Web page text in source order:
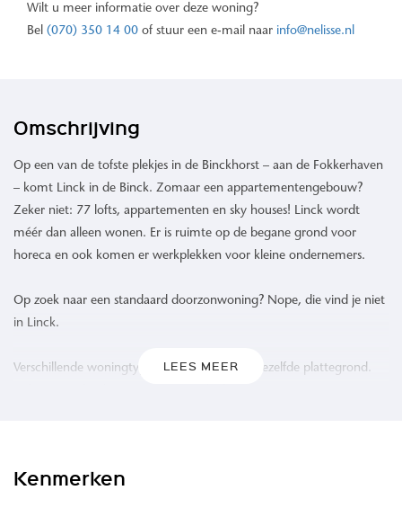
Wilt u meer informatie over deze woning?
Bel (070) 350 14 00 of stuur een e-mail naar info@nelisse.nl
Omschrijving
Op een van de tofste plekjes in de Binckhorst – aan de Fokkerhaven
– komt Linck in de Binck. Zomaar een appartementengebouw?
Zeker niet: 77 lofts, appartementen en sky houses! Linck wordt
méér dan alleen wonen. Er is ruimte op de begane grond voor
horeca en ook komen er werkplekken voor kleine ondernemers.
Op zoek naar een standaard doorzonwoning? Nope, die vind je niet
in Linck.
Verschillende woningtypes en bijna niet één dezelfde plattegrond.
het sociale hart van het gebouw: het atrium.
LEES MEER
Kenmerken